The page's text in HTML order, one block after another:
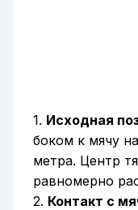
1. Исходная
боком к мячу
метра. Центр
равномерно
2. Контакт с